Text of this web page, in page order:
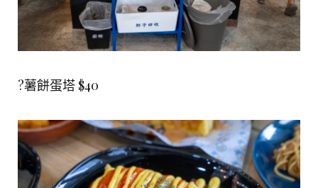
?薯餅蛋塔 $40